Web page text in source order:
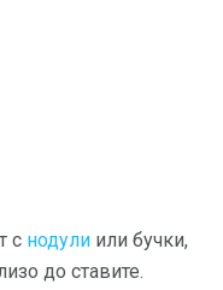
с нодули или бучки,
до ставите.